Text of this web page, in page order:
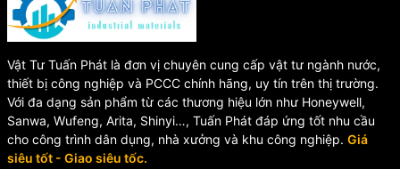
phẩm
êm
Thương hiệu
CHA - Hùng Anh
Chất liệu
cao cấp
Chụp bản lề Inox chống gỉ
Trọng lượng 1.97 kg
Độ bền hoạt
động
100.000 lần
Vật Tư Tuấn Phát là đơn vị chuyên cung cấp vật tư ngành nước,
thiết bị công nghiệp và PCCC chính hãng, uy tín trên thị trường.
Với đa dạng sản phẩm từ các thương hiệu lớn như Honeywell,
Sanwa, Wufeng, Arita, Shinyi…, Tuấn Phát đáp ứng tốt nhu cầu
cho công trình dân dụng, nhà xưởng và khu công nghiệp. Giá
siêu tốt - Giao siêu tốc.